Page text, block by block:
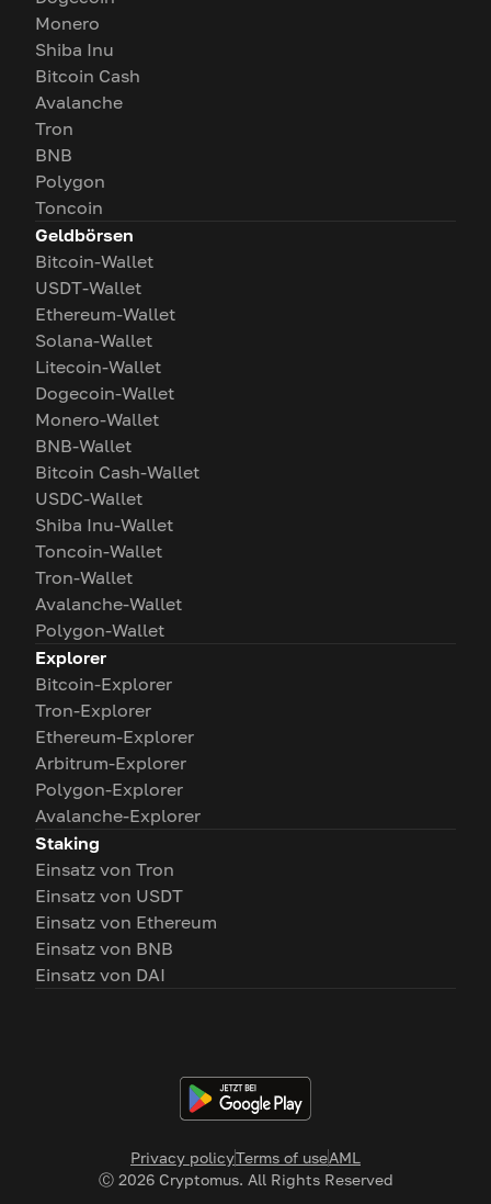
Privacy policyTerms of useAML
Ⓒ 2026Cryptomus. All Rights Reserved
Monero
Shiba Inu
Bitcoin Cash
Avalanche
Tron
BNB
Polygon
Toncoin
Geldbörsen
Bitcoin-Wallet
USDT-Wallet
Ethereum-Wallet
Solana-Wallet
Litecoin-Wallet
Dogecoin-Wallet
Monero-Wallet
BNB-Wallet
Bitcoin Cash-Wallet
USDC-Wallet
Shiba Inu-Wallet
Toncoin-Wallet
Tron-Wallet
Avalanche-Wallet
Polygon-Wallet
Explorer
Bitcoin-Explorer
Tron-Explorer
Ethereum-Explorer
Arbitrum-Explorer
Polygon-Explorer
Avalanche-Explorer
Staking
Einsatz von Tron
Einsatz von USDT
Einsatz von Ethereum
Einsatz von BNB
Einsatz von DAI